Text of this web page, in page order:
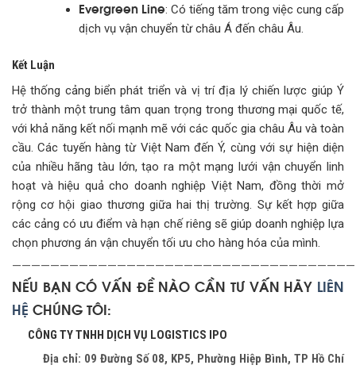
Evergreen Line: Có tiếng tăm trong việc cung cấp
dịch vụ vận chuyển từ châu Á đến châu Âu.
Kết Luận
Hệ thống cảng biển phát triển và vị trí địa lý chiến lược giúp Ý
trở thành một trung tâm quan trọng trong thương mại quốc tế,
với khả năng kết nối mạnh mẽ với các quốc gia châu Âu và toàn
cầu. Các tuyến hàng từ Việt Nam đến Ý, cùng với sự hiện diện
của nhiều hãng tàu lớn, tạo ra một mạng lưới vận chuyển linh
hoạt và hiệu quả cho doanh nghiệp Việt Nam, đồng thời mở
rộng cơ hội giao thương giữa hai thị trường. Sự kết hợp giữa
các cảng có ưu điểm và hạn chế riêng sẽ giúp doanh nghiệp lựa
chọn phương án vận chuyển tối ưu cho hàng hóa của mình.
NẾU BẠN CÓ VẤN ĐỀ NÀO CẦN TƯ VẤN HÃY LIÊN
HỆ CHÚNG TÔI:
CÔNG TY TNHH DỊCH VỤ LOGISTICS IPO
Địa chỉ: 09 Đường Số 08, KP5, Phường Hiệp Bình, TP Hồ Chí